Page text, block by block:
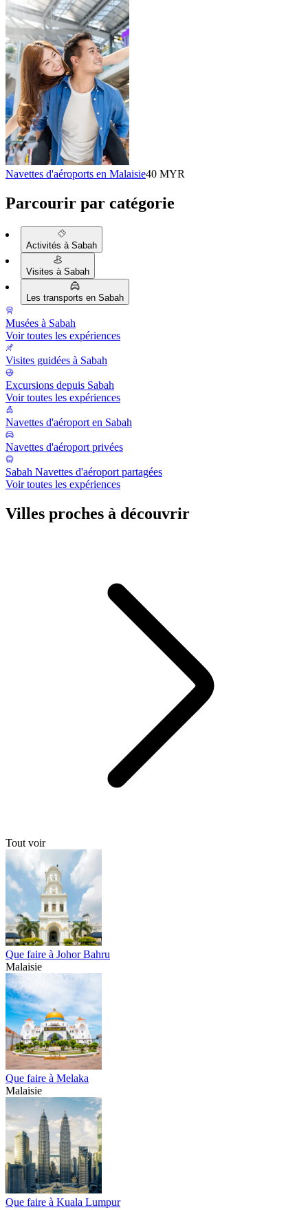
Navettes d'aéroports en Malaisie40 MYR
Parcourir par catégorie
Activités à Sabah
Visites à Sabah
Les transports en Sabah
Musées à Sabah
Voir toutes les expériences
Visites guidées à Sabah
Excursions depuis Sabah
Voir toutes les expériences
Navettes d'aéroport en Sabah
Navettes d'aéroport privées
Sabah Navettes d'aéroport partagées
Voir toutes les expériences
Villes proches à découvrir
Tout voir
Que faire à Johor Bahru
Malaisie
Que faire à Melaka
Malaisie
Que faire à Kuala Lumpur